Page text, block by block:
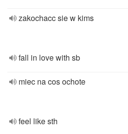
zakochacc sie w kims
fall in love with sb
miec na cos ochote
feel like sth